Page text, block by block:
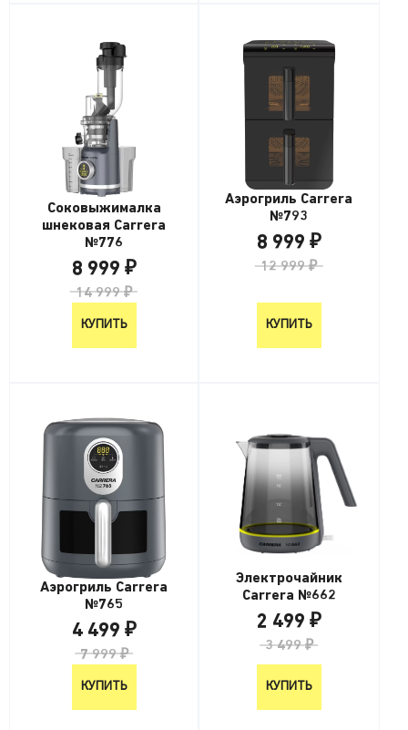
Соковыжималка
шнековая Carrera
№776
8 999 ₽
14 999 ₽
КУПИТЬ
Аэрогриль Carrera
№793
8 999 ₽
12 999 ₽
КУПИТЬ
Аэрогриль Carrera
№765
4 499 ₽
7 999 ₽
КУПИТЬ
Электрочайник
Carrera №662
2 499 ₽
3 499 ₽
КУПИТЬ